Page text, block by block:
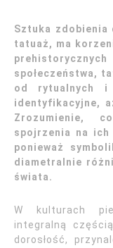
Sztuka zdobienia
tatuaż, ma
społeczeństwa,
od rytualnych i
identyfikacyjne,
Zrozumienie,
spojrzenia na
ponieważ
diametralnie
świata.
W kulturach
integralną
dorosłość,